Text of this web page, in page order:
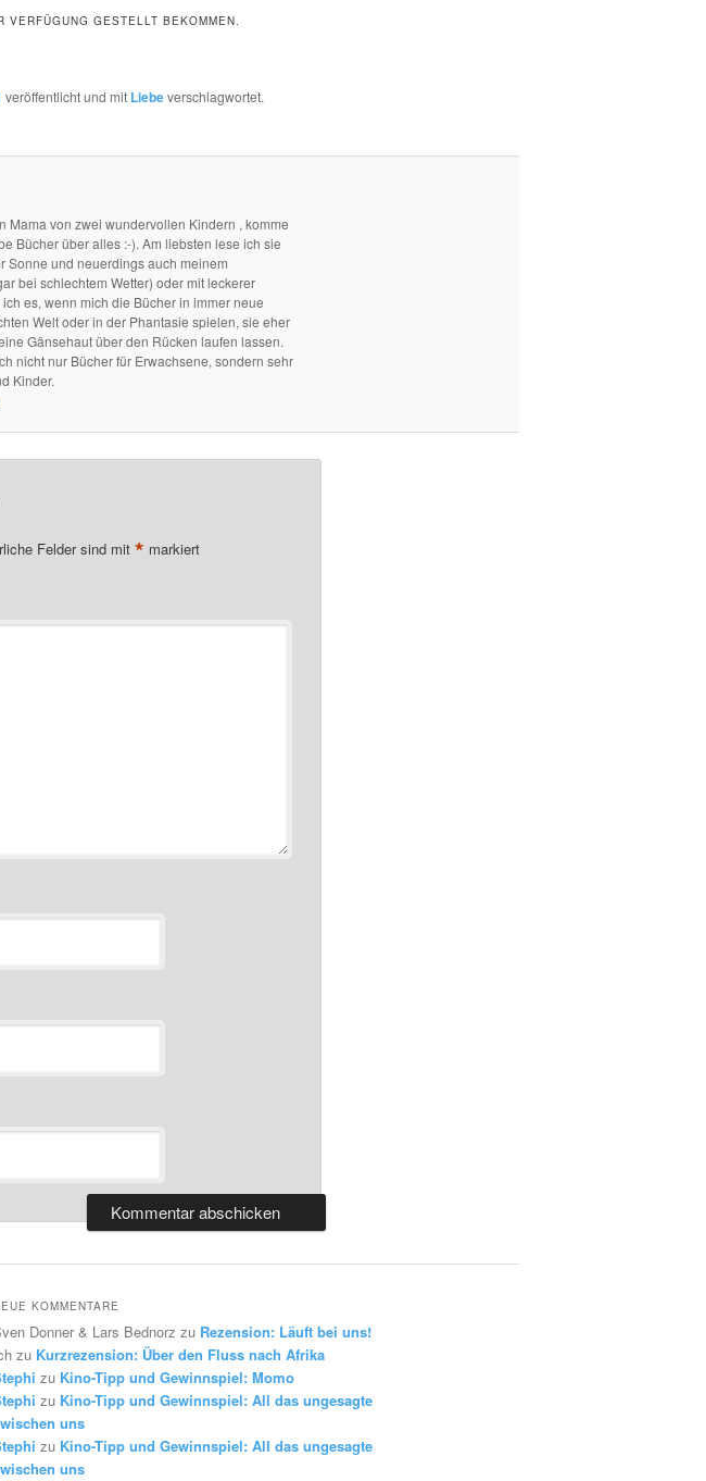
GESTELLT BEKOMMEN.
veröffentlicht und mit Liebeverschlagwortet.
Mama von zwei wundervollen Kindern , komme
Bücher über alles :-). Am liebsten lese ich sie
Sonne und neuerdings auch meinem
bei schlechtem Wetter) oder mit leckerer
es, wenn mich die Bücher in immer neue
Welt oder in der Phantasie spielen, sie eher
Gänsehaut über den Rücken laufen lassen.
nicht nur Bücher für Erwachsene, sondern sehr
Kinder.
Felder sind mit * markiert
KOMMENTARE
Donner & Lars Bednorz zu Rezension: Läuft bei uns!
zu Kurzrezension: Über den Fluss nach Afrika
zu Kino-Tipp und Gewinnspiel: Momo
zu Kino-Tipp und Gewinnspiel: All das ungesagte
uns
zu Kino-Tipp und Gewinnspiel: All das ungesagte
uns